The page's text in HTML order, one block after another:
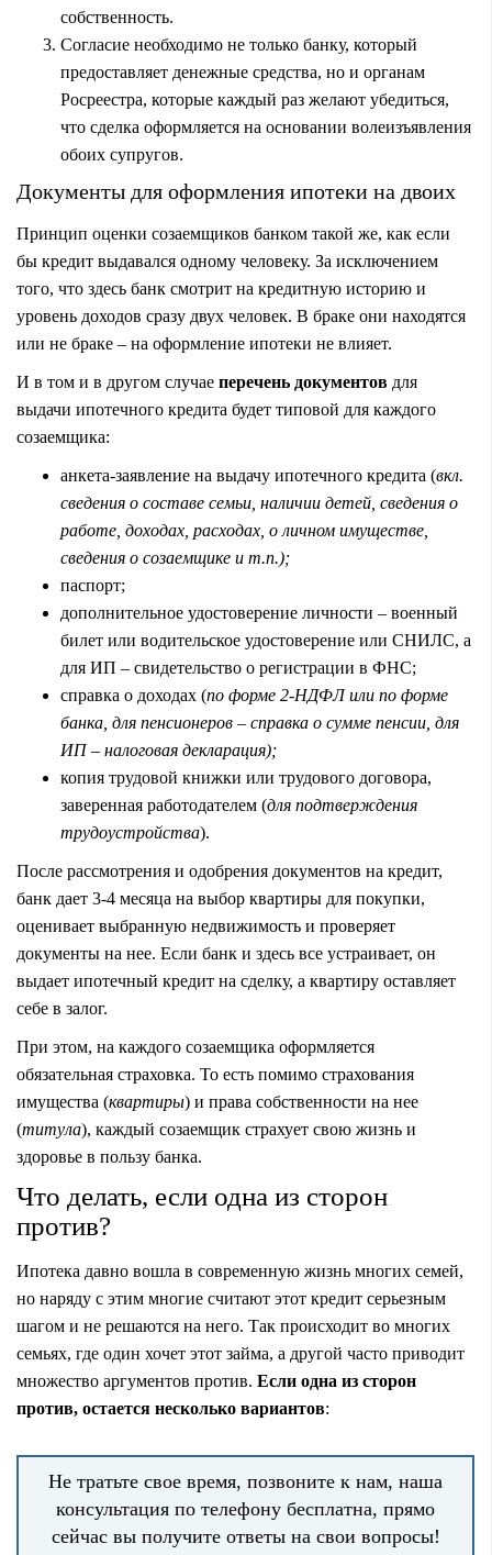
собственность.
Согласие необходимо не только банку, который
предоставляет денежные средства, но и органам
Росреестра, которые каждый раз желают убедиться,
что сделка оформляется на основании волеизъявления
обоих супругов.
Документы для оформления ипотеки на двоих
Принцип оценки созаемщиков банком такой же, как если
бы кредит выдавался одному человеку. За исключением
того, что здесь банк смотрит на кредитную историю и
уровень доходов сразу двух человек. В браке они находятся
или не браке – на оформление ипотеки не влияет.
И в том и в другом случае перечень документов для
выдачи ипотечного кредита будет типовой для каждого
созаемщика:
анкета-заявление на выдачу ипотечного кредита (вкл.
сведения о составе семьи, наличии детей, сведения о
работе, доходах, расходах, о личном имуществе,
сведения о созаемщике и т.п.);
паспорт;
дополнительное удостоверение личности – военный
билет или водительское удостоверение или СНИЛС, а
для ИП – свидетельство о регистрации в ФНС;
справка о доходах (по форме 2-НДФЛ или по форме
банка, для пенсионеров – справка о сумме пенсии, для
ИП – налоговая декларация);
копия трудовой книжки или трудового договора,
заверенная работодателем (для подтверждения
трудоустройства).
После рассмотрения и одобрения документов на кредит,
банк дает 3-4 месяца на выбор квартиры для покупки,
оценивает выбранную недвижимость и проверяет
документы на нее. Если банк и здесь все устраивает, он
выдает ипотечный кредит на сделку, а квартиру оставляет
себе в залог.
При этом, на каждого созаемщика оформляется
обязательная страховка. То есть помимо страхования
имущества (квартиры) и права собственности на нее
(титула), каждый созаемщик страхует свою жизнь и
здоровье в пользу банка.
Что делать, если одна из сторон
против?
Ипотека давно вошла в современную жизнь многих семей,
но наряду с этим многие считают этот кредит серьезным
шагом и не решаются на него. Так происходит во многих
семьях, где один хочет этот займа, а другой часто приводит
множество аргументов против. Если одна из сторон
против, остается несколько вариантов:
Не тратьте свое время, позвоните к нам, наша
консультация по телефону бесплатна, прямо
сейчас вы получите ответы на свои вопросы!